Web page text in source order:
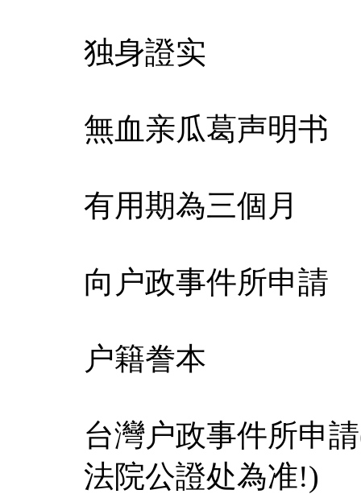
独身證实
無血亲瓜葛声明书
有用期為三個月
向户政事件所申請
户籍誊本
台灣户政事件所申
法院公證处為准!)